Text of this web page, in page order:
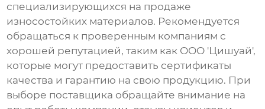
специализирующихся на продаже
износостойких материалов. Рекомендуется
обращаться к проверенным компаниям с
хорошей репутацией, таким как ООО 'Цишуай',
которые могут предоставить сертификаты
качества и гарантию на свою продукцию. При
выборе поставщика обращайте внимание на